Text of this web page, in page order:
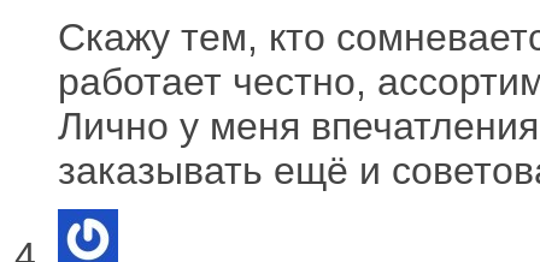
Скажу тем, кто
работает честно,
Лично у меня
заказывать ещё и